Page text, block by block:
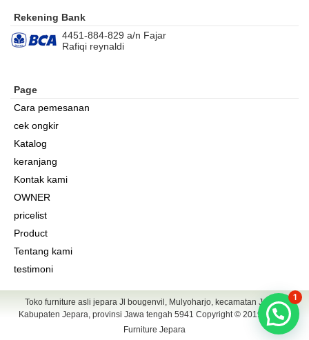
Rekening Bank
4451-884-829 a/n Fajar
Rafiqi reynaldi
Page
Cara pemesanan
cek ongkir
Katalog
keranjang
Kontak kami
OWNER
pricelist
Product
Tentang kami
testimoni
Toko furniture asli jepara Jl bougenvil, Mulyoharjo, kecamatan Jepara
Kabupaten Jepara, provinsi Jawa tengah 5941 Copyright © 2019
Gandis
Furniture Jepara
1